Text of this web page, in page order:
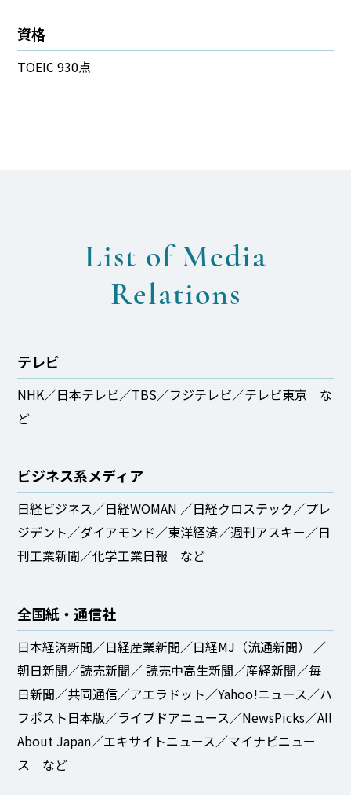
資格​
TOEIC 930点
List of Media
Relations
テレビ​
NHK／日本テレビ／TBS／フジテレビ／テレビ東京 な
ど
ビジネス系メディア​
日経ビジネス／日経WOMAN ／日経クロステック／プレ
ジデント／ダイアモンド／東洋経済／週刊アスキー／日
刊工業新聞／化学工業日報 など​
全国紙・通信社​
日本経済新聞／日経産業新聞／日経MJ（流通新聞） ／
朝日新聞／読売新聞／ 読売中高生新聞／産経新聞／毎
日新聞／共同通信／アエラドット／Yahoo!ニュース／ハ
フポスト日本版／ライブドアニュース／NewsPicks／All
About Japan／エキサイトニュース／マイナビニュー
ス など​